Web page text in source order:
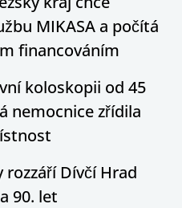
MIKASA a počítá
financováním
koloskopii od 45
nemocnice zřídila
rozzáří Dívčí Hrad
90. let